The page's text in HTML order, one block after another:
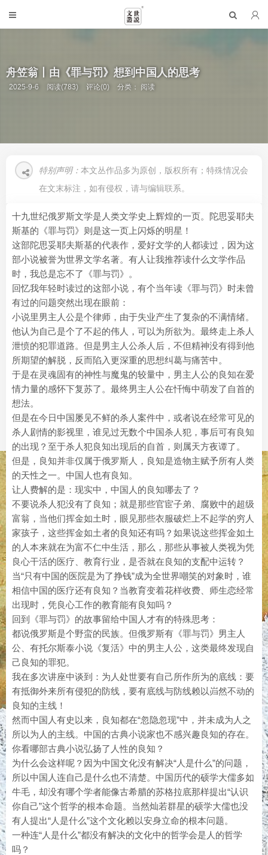
舟笠翁丨由《罪与罚》想到中国人的思考
2025-9-6 阅读(783) 评论(0) 分类：阅读
特别声明： 本文丛作品多为原创，版权所有；特殊情况会
在文末标注，如有侵权，请与编辑联系。
十九世纪俄罗斯文学是人类文学史上辉煌的一页。陀思妥耶夫
斯基的《罪与罚》则是这一页上闪烁的明星！
这部陀思妥耶夫斯基的代表作，爱好文学的人都读过，因为这
部小说被誉为世界文学名著。有人让我推荐读什么文学作品
时，我总是忘不了《罪与罚》。
回忆我年轻时读过的这部小说，有个当年读《罪与罚》时未曾
有过的问题突然出现在眼前：
小说里男主人公是个律师，由于失业产生了复杂的不满情绪。
他认为自己是个了不起的伟人，可以为所欲为。最终走上杀人
泄愤的犯罪道路。但是男主人公杀人后，不但精神没有得到他
所期望的解脱，反而陷入更深重的思想纠葛与痛苦中。
于是在灵魂固有的神性与魔鬼的较量中，男主人公的良知在爱
情力量的感怀下复苏了。最终男主人公在忏悔中萌发了自首的
想法。
但是在今日中国屡见不鲜的杀人案件中，或者说在经常可见的
杀人剧情的影视里，谁见过无数个中国杀人犯，事后可有良知
的出现？至于杀人犯良知出现后的自首，则属天方夜谭了。
但是，良知并非仅属于俄罗斯人，良知是造物主赋予所有人类
的天性之一。中国人也有良知。
让人费解的是：现实中，中国人的良知哪去了？
不要说杀人犯没有了良知；就是那些官宦子弟、腐败中的超级
富翁，当他们挥金如土时，眼见那些衣服破烂上不起学的穷人
家孩子，这些挥金如土者的良知还有吗？如果说这些挥金如土
的人本来就在为富不仁中生活，那么，那些从事被人类视为凭
良心干活的医疗、教育行业，是否就在良知的支配中运转？
当“只有中国的医院是为了挣钱”成为全世界嘲笑的对象时，谁
相信中国的医疗还有良知？当教育变着花样收费、师生恋经常
出现时，凭良心工作的教育能有良知吗？
回到《罪与罚》的故事留给中国人才有的特殊思考：
都说俄罗斯是个野蛮的民族。但俄罗斯有《罪与罚》男主人
公、有托尔斯泰小说《复活》中的男主人公，这类最终发现自
己良知的罪犯。
我在多次讲座中谈到：为人处世要有自己所作所为的底线：要
有抵御外来所有侵犯的防线，要有底线与防线赖以岿然不动的
良知的主线！
然而中国人有史以来，良知都在“忽隐忽现”中，并未成为人之
所以为人的主线。中国的古典小说家也不感兴趣良知的存在。
你看哪部古典小说弘扬了人性的良知？
为什么会这样呢？因为中国文化没有解决“人是什么”的问题，
所以中国人连自己是什么也不清楚。中国历代的硕学大儒多如
牛毛，却没有哪个学者能像古希腊的苏格拉底那样提出“认识
你自己”这个哲学的根本命题。当然灿若群星的硕学大儒也没
有人提出“人是什么”这个文化赖以安身立命的根本问题。
一种连“人是什么”都没有解决的文化中的哲学会是人的哲学
吗？